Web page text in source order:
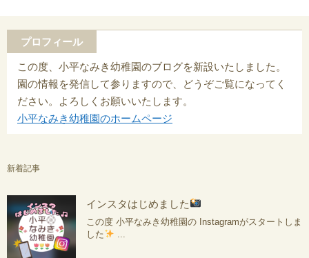
プロフィール
この度、小平なみき幼稚園のブログを新設いたしました。
園の情報を発信して参りますので、どうぞご覧になってく
ださい。よろしくお願いいたします。
小平なみき幼稚園のホームページ
新着記事
インスタはじめました
この度 小平なみき幼稚園の Instagramがスタートしま
した